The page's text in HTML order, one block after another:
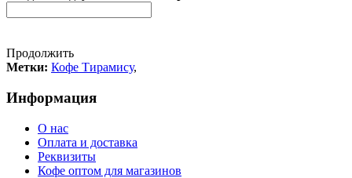
Продолжить
Метки: Кофе Тирамису,
Информация
О нас
Оплата и доставка
Реквизиты
Кофе оптом для магазинов